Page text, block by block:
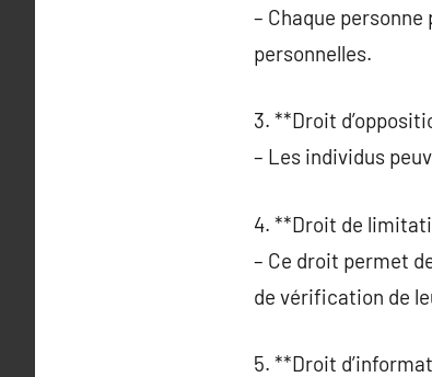
– Chaque
personnelles.
3. **Droit
– Les individus
4. **Droit de
– Ce droit permet
de vérification de
5. **Droit